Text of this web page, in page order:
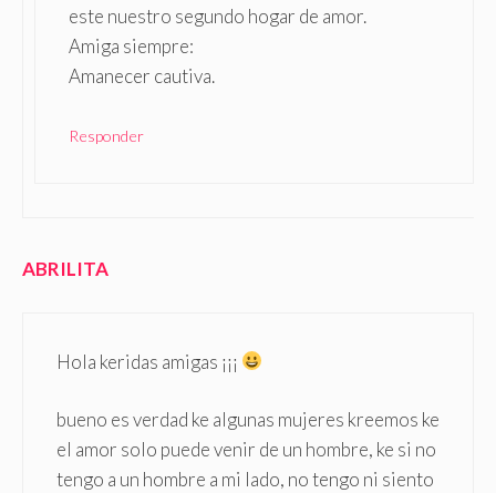
este nuestro segundo hogar de amor.
Amiga siempre:
Amanecer cautiva.
Responder
ABRILITA
Hola keridas amigas ¡¡¡
bueno es verdad ke algunas mujeres kreemos ke
el amor solo puede venir de un hombre, ke si no
tengo a un hombre a mi lado, no tengo ni siento